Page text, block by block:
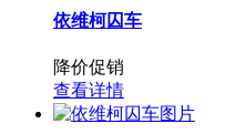
依维柯囚车
降价促销
查看详情